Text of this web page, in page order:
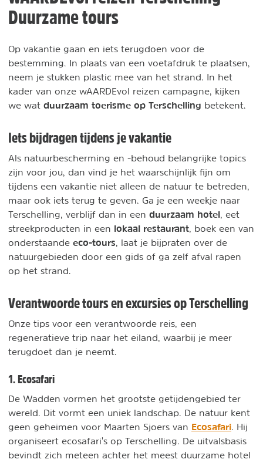
Duurzame tours
Op vakantie gaan en iets terugdoen voor de
bestemming. In plaats van een voetafdruk te plaatsen,
neem je stukken plastic mee van het strand. In het
kader van onze wAARDEvol reizen campagne, kijken
we wat duurzaam toerisme op Terschelling betekent.
Iets bijdragen tijdens je vakantie
Als natuurbescherming en -behoud belangrijke topics
zijn voor jou, dan vind je het waarschijnlijk fijn om
tijdens een vakantie niet alleen de natuur te betreden,
maar ook iets terug te geven. Ga je een weekje naar
Terschelling, verblijf dan in een duurzaam hotel , eet
streekproducten in een lokaal restaurant , boek een van
onderstaande eco-tours , laat je bijpraten over de
natuurgebieden door een gids of ga zelf afval rapen
op het strand.
Verantwoorde tours en excursies op Terschelling
Onze tips voor een verantwoorde reis, een
regeneratieve trip naar het eiland, waarbij je meer
terugdoet dan je neemt.
1. Ecosafari
De Wadden vormen het grootste getijdengebied ter
wereld. Dit vormt een uniek landschap. De natuur kent
geen geheimen voor Maarten Sjoers van Ecosafari . Hij
organiseert ecosafari's op Terschelling. De uitvalsbasis
bevindt zich meteen achter het meest duurzame hotel